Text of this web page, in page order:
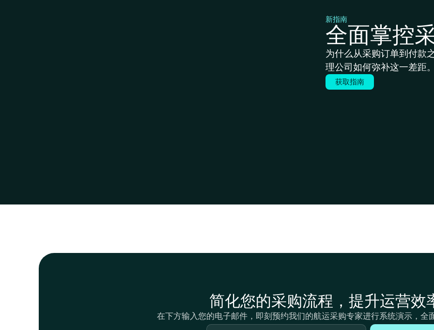
新指南
全面掌控
为什么从采购订单到付款
理公司如何弥补这一差距
获取指南
简化您的采购流程，提升运营效
在下方输入您的电子邮件，即刻预约我们的航运采购专家进行系统演示，全